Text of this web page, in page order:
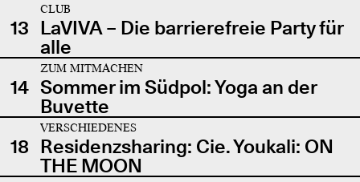
13
CLUB
LaVIVA – Die barrierefreie Party für
alle
14
ZUM MITMACHEN
Sommer im Südpol: Yoga an der
Buvette
18
VERSCHIEDENES
Residenzsharing: Cie. Youkali: ON
THE MOON